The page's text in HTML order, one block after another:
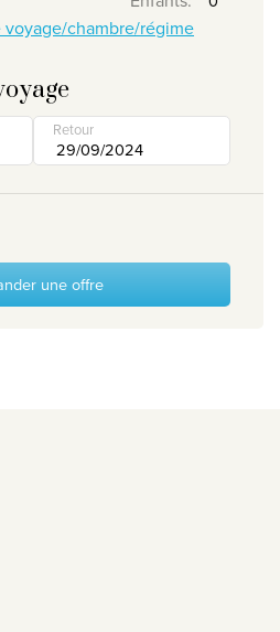
chambre/régime
Retour
une offre